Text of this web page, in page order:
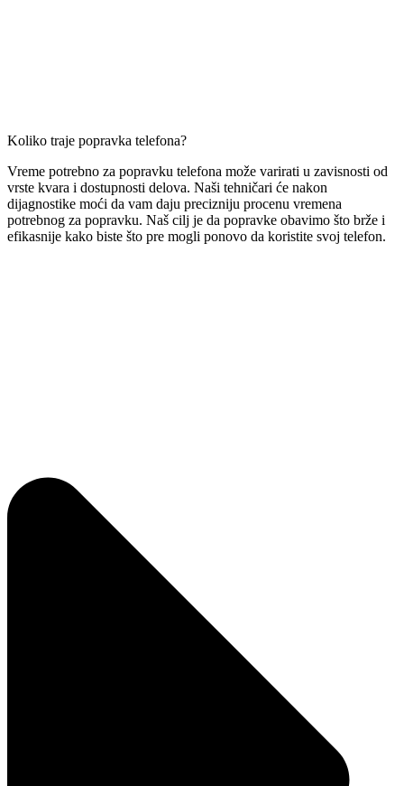
Koliko traje popravka telefona?
Vreme potrebno za popravku telefona može varirati u zavisnosti od
vrste kvara i dostupnosti delova. Naši tehničari će nakon
dijagnostike moći da vam daju precizniju procenu vremena
potrebnog za popravku. Naš cilj je da popravke obavimo što brže i
efikasnije kako biste što pre mogli ponovo da koristite svoj telefon.